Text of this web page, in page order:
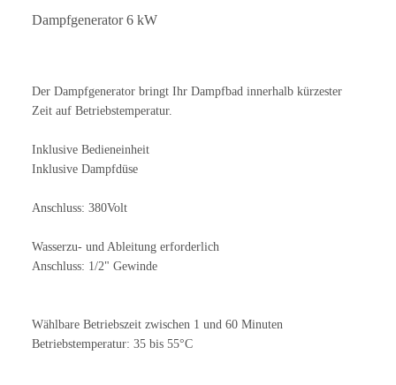
Dampfgenerator 6 kW
Der Dampfgenerator bringt Ihr Dampfbad innerhalb kürzester
Zeit auf Betriebstemperatur.
Inklusive Bedieneinheit
Inklusive Dampfdüse
Anschluss: 380Volt
Wasserzu- und Ableitung erforderlich
Anschluss: 1/2" Gewinde
Wählbare Betriebszeit zwischen 1 und 60 Minuten
Betriebstemperatur: 35 bis 55°C